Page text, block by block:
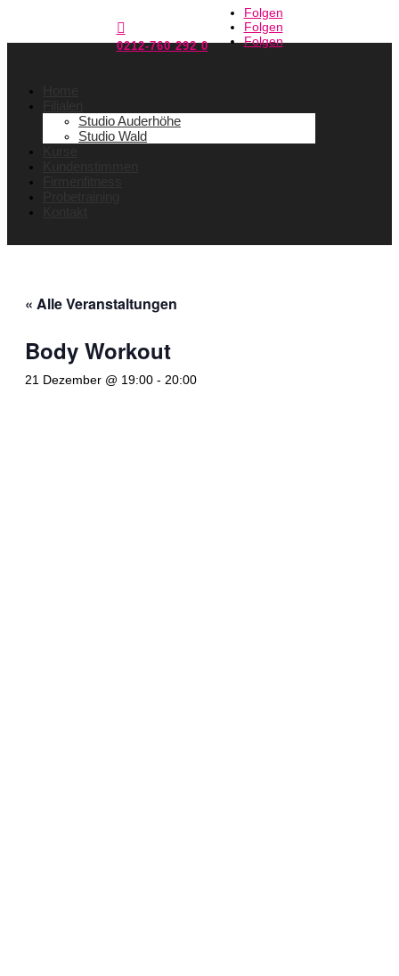

0212-760 292 0
Folgen
Folgen
Folgen
Studio Auderhöhe
Studio Wald
« Alle Veranstaltungen
Body Workout
21 Dezember @ 19:00 - 20:00